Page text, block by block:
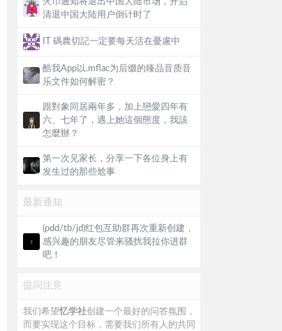
清退中国大陆用户倒计时了
IT 碼農切記一定要每天活在憂慮中
酷我App以.mflac为后缀的臻品音质音
乐文件如何解密？
跟對象同居兩年多，加上戀愛四年有
六、七年了，遇上她這個態度，我該
怎麼辦？
第一次见家长，分享一下各位身上有
发生过的那些尬事
最新通知
(pdd/tb/jd)红包互助群再次重新创建，
感兴趣的朋友尽管来骚扰我拉你进群
吧！
提问注意
我们希望忆学社创建一个最好的问答氛围，
而要实现这个目标，需要我们所有人的共同